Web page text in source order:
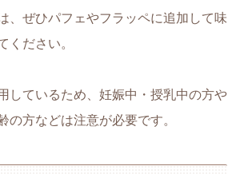
、ぜひパフェやフラッペに追加して味
ください。
しているため、妊娠中・授乳中の方や
の方などは注意が必要です。